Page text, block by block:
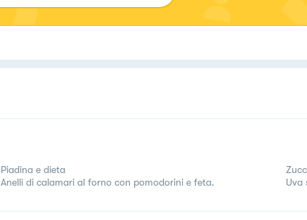
Piadina e dieta
Anelli di calamari al forno con pomodorini e feta.
Uva